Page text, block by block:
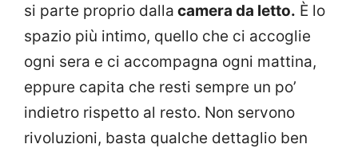
si parte proprio dalla camera da letto. È lo
spazio più intimo, quello che ci accoglie
ogni sera e ci accompagna ogni mattina,
eppure capita che resti sempre un po’
indietro rispetto al resto. Non servono
rivoluzioni, basta qualche dettaglio ben